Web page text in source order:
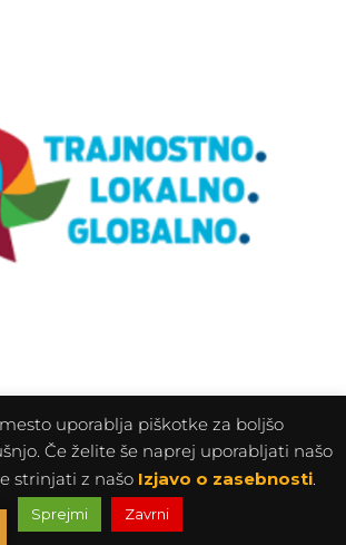
uporablja piškotke za boljšo
Če želite še naprej uporabljati našo
strinjati z našo Izjavo o zasebnosti.
Sprejmi Zavrni